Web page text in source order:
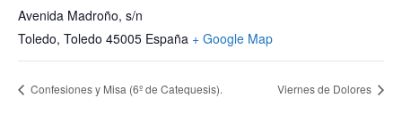
Avenida Madroño, s/n
Toledo, Toledo 45005 España + Google Map
Confesiones y Misa (6º de Catequesis). Viernes de Dolores